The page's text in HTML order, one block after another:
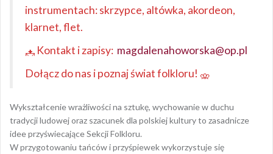
instrumentach: skrzypce, altówka, akordeon,
klarnet, flet.
Kontakt i zapisy: magdalenahoworska@op.pl
Dołącz do nas i poznaj świat folkloru!
Wykształcenie wrażliwości na sztukę, wychowanie w duchu
tradycji ludowej oraz szacunek dla polskiej kultury to zasadnicze
idee przyświecające Sekcji Folkloru.
W przygotowaniu tańców i przyśpiewek wykorzystuje się